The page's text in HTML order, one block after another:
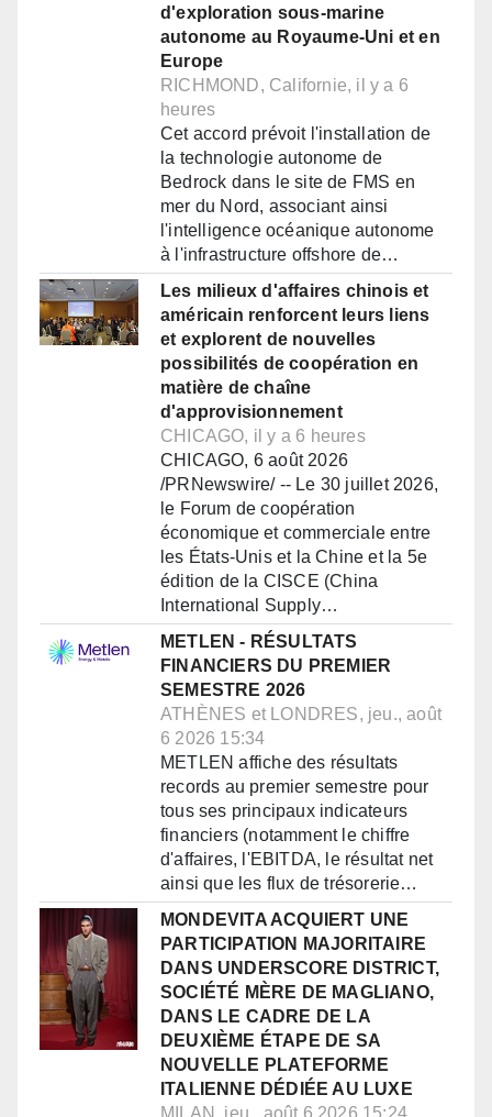
d'exploration sous-marine
autonome au Royaume-Uni et en
Europe
RICHMOND, Californie, il y a 6
heures
Cet accord prévoit l'installation de
la technologie autonome de
Bedrock dans le site de FMS en
mer du Nord, associant ainsi
l'intelligence océanique autonome
à l'infrastructure offshore de…
Les milieux d'affaires chinois et
américain renforcent leurs liens
et explorent de nouvelles
possibilités de coopération en
matière de chaîne
d'approvisionnement
CHICAGO, il y a 6 heures
CHICAGO, 6 août 2026
/PRNewswire/ -- Le 30 juillet 2026,
le Forum de coopération
économique et commerciale entre
les États-Unis et la Chine et la 5e
édition de la CISCE (China
International Supply…
METLEN - RÉSULTATS
FINANCIERS DU PREMIER
SEMESTRE 2026
ATHÈNES et LONDRES, jeu., août
6 2026 15:34
METLEN affiche des résultats
records au premier semestre pour
tous ses principaux indicateurs
financiers (notamment le chiffre
d'affaires, l'EBITDA, le résultat net
ainsi que les flux de trésorerie…
MONDEVITA ACQUIERT UNE
PARTICIPATION MAJORITAIRE
DANS UNDERSCORE DISTRICT,
SOCIÉTÉ MÈRE DE MAGLIANO,
DANS LE CADRE DE LA
DEUXIÈME ÉTAPE DE SA
NOUVELLE PLATEFORME
ITALIENNE DÉDIÉE AU LUXE